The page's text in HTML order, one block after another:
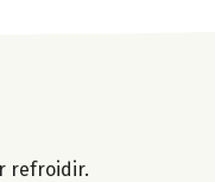
refroidir.